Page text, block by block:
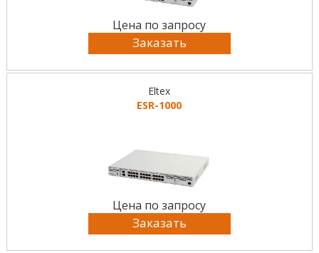
Цена по запросу
Заказать
Eltex
ESR-1000
Цена по запросу
Заказать